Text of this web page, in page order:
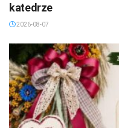
katedrze
2026-08-07